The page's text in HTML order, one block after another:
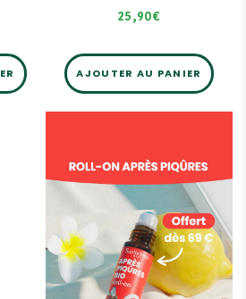
25,90€
AJOUTER AU PANIER